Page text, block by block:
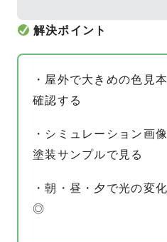
解決ポイント
・屋外で大きめの色見
確認する
・シミュレーション画
塗装サンプルで見る
・朝・昼・夕で光の変
◎